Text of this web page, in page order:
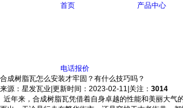
首页 产品中心
电话报价
合成树脂瓦怎么安装才牢固？有什么技巧吗？
来源：星发瓦业 更新时间：2023-02-11 关注： 3014
近年来，合成树脂瓦凭借着自身卓越的性能和美丽大气